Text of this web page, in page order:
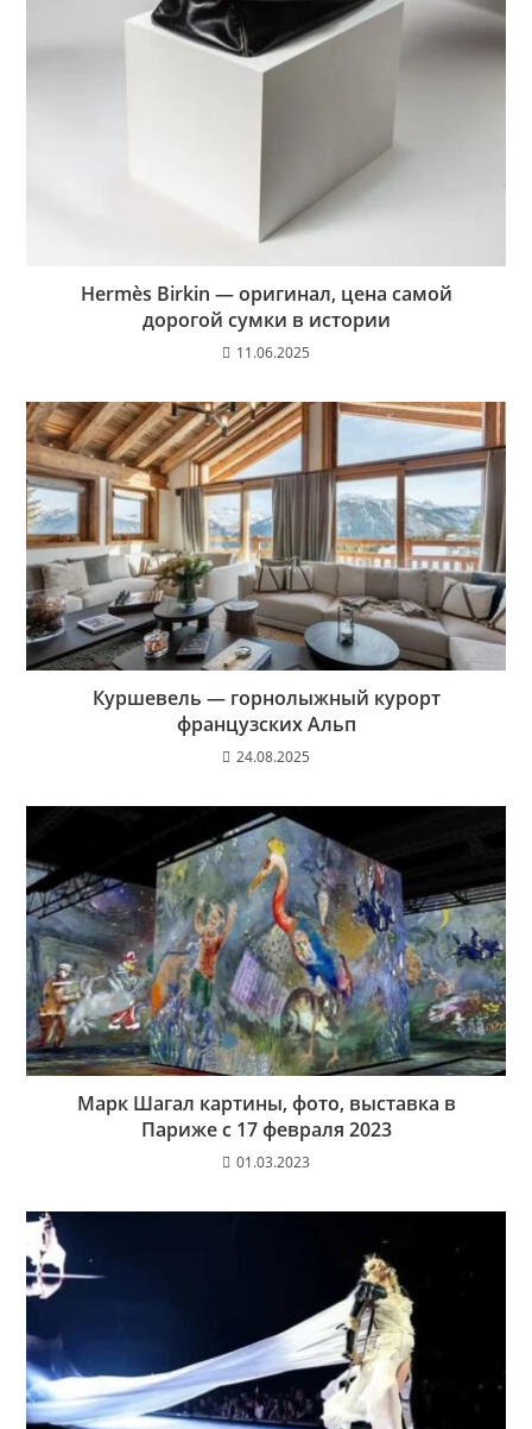
Hermès Birkin — оригинал, цена самой
дорогой сумки в истории
11.06.2025
Куршевель — горнолыжный курорт
французских Альп
24.08.2025
Марк Шагал картины, фото, выставка в
Париже с 17 февраля 2023
01.03.2023